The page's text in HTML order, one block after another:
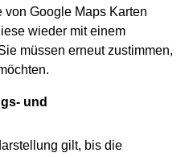
von Google Maps Karten
wieder mit einem
müssen erneut zustimmen,
gilt, bis die